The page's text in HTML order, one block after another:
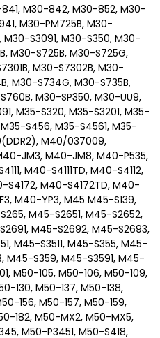
M30-842, M30-852, M30-
M30-PM725B, M30-
M30-S3091, M30-S350, M30-
M30-S725B, M30-S725G,
M30-S7302B, M30-
M30-S734G, M30-S735B,
M30-SP350, M30-UU9,
M35-S320, M35-S3201, M35-
S456, M35-S4561, M35-
M40/037009,
JM3, M40-JM8, M40-P535,
M40-S4111TD, M40-S4112,
S4172, M40-S4172TD, M40-
M40-YP3, M45 M45-S139,
M45-S2651, M45-S2652,
M45-S2692, M45-S2693,
M45-S3511, M45-S355, M45-
M45-S359, M45-S3591, M45-
M50-105, M50-106, M50-109,
130, M50-137, M50-138,
156, M50-157, M50-159,
182, M50-MX2, M50-MX5,
M50-P3451, M50-S418,